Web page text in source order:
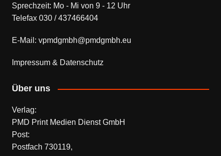
Sprechzeit: Mo - Mi von 9 - 12 Uhr
Telefax 030 / 437466404
E-Mail: vpmdgmbh@pmdgmbh.eu
Impressum & Datenschutz
Über uns
Verlag:
PMD Print Medien Dienst GmbH
Post:
Postfach 730119,